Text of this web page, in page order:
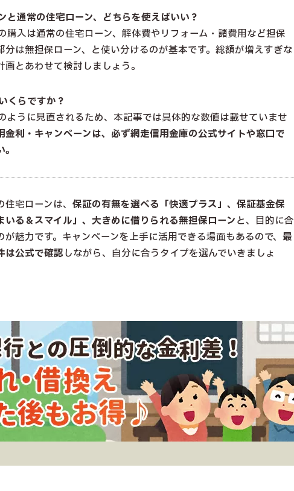
と通常の住宅ローン、どちらを使えばいい？
購入は通常の住宅ローン、解体費やリフォーム・諸費用など担保
分は無担保ローン、と使い分けるのが基本です。総額が増えすぎな
画とあわせて検討しましょう。
くらですか？
ように見直されるため、本記事では具体的な数値は載せていませ
金利・キャンペーンは、必ず網走信用金庫の公式サイトや窓口で
宅ローンは、 保証の有無を選べる「快適プラス」、保証基金保
いる＆スマイル」、大きめに借りられる無担保ローンと、目的に合
が魅力です。キャンペーンを上手に活用できる場面もあるので、 最
は公式で確認しながら、自分に合うタイプを選んでいきましょ